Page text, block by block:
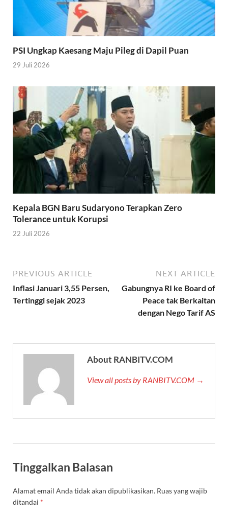
PSI Ungkap Kaesang Maju Pileg di Dapil Puan
29 Juli 2026
Kepala BGN Baru Sudaryono Terapkan Zero
Tolerance untuk Korupsi
22 Juli 2026
PREVIOUS ARTICLE
Inflasi Januari 3,55 Persen,
Tertinggi sejak 2023
NEXT ARTICLE
Gabungnya RI ke Board of
Peace tak Berkaitan
dengan Nego Tarif AS
About RANBITV.COM
View all posts by RANBITV.COM →
Tinggalkan Balasan
Alamat email Anda tidak akan dipublikasikan. Ruas yang wajib
ditandai *